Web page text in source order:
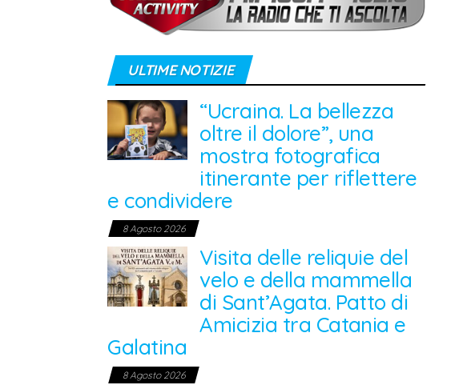
ULTIME NOTIZIE
“Ucraina. La bellezza
oltre il dolore”, una
mostra fotografica
itinerante per riflettere
e condividere
8 Agosto 2026
Visita delle reliquie del
velo e della mammella
di Sant’Agata. Patto di
Amicizia tra Catania e
Galatina
8 Agosto 2026